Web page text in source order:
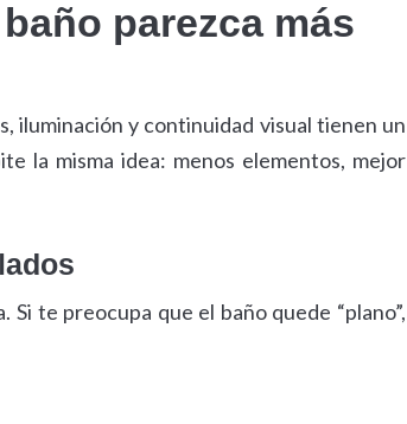
parezca más
iluminación y continuidad visual tienen un
la misma idea: menos elementos, mejor
te preocupa que el baño quede “plano”,